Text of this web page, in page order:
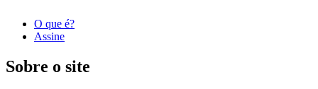
O que é?
Assine
Sobre o site